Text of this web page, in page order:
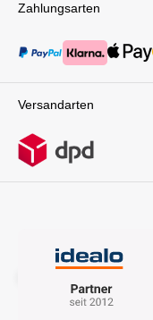
Zahlungsarten
Versandarten